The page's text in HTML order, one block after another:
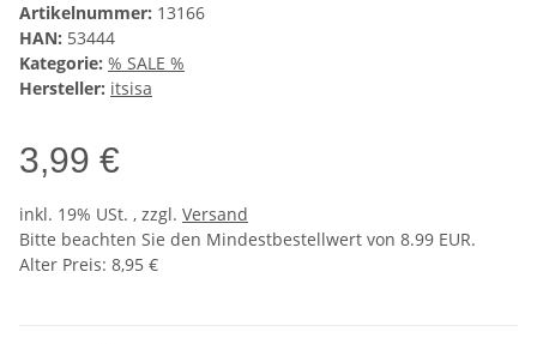
Artikelnummer: 13166
HAN: 53444
Kategorie: % SALE %
Hersteller: itsisa
3,99 €
inkl. 19% USt. , zzgl. Versand
Bitte beachten Sie den Mindestbestellwert von 8.99 EUR.
Alter Preis: 8,95 €